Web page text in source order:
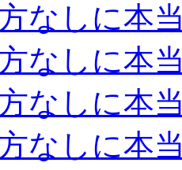
なしに本
なしに本
なしに本
なしに本